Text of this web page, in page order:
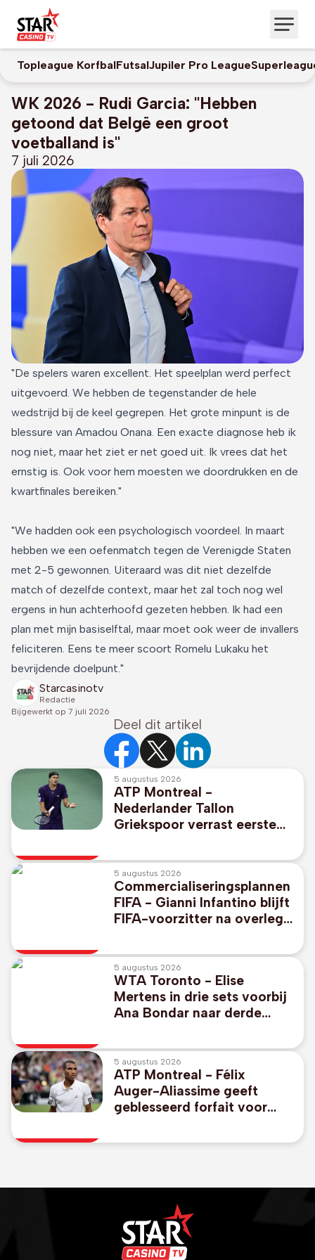
Topleague KorfbalFutsalJupiler Pro League
WK 2026 - Rudi Garcia: "Hebben
getoond dat Belgë een groot
voetballand is"
7 juli 2026
"De spelers waren excellent. Het speelplan werd perfect
uitgevoerd. We hebben de tegenstander de hele
wedstrijd bij de keel gegrepen. Het grote minpunt is de
blessure van Amadou Onana. Een exacte diagnose heb ik
nog niet, maar het ziet er net goed uit. Ik vrees dat het
ernstig is. Ook voor hem moesten we doordrukken en de
kwartfinales bereiken."
"We hadden ook een psychologisch voordeel. In maart
hebben we een oefenmatch tegen de Verenigde Staten
met 2-5 gewonnen. Uiteraard was dit niet dezelfde
match of dezelfde context, maar het zal toch nog wel
ergens in hun achterhoofd gezeten hebben. Ik had een
plan met mijn basiselftal, maar moet ook weer de invallers
feliciteren. Eens te meer scoort Romelu Lukaku het
bevrijdende doelpunt."
Starcasinotv
Redactie
Bijgewerkt op 7 juli 2026
Deel dit artikel
5 augustus 2026
ATP Montreal -
Nederlander Tallon
Griekspoor verrast eerste
Zverev
5 augustus 2026
Commercialiseringsplannen
FIFA - Gianni Infantino blijft
FIFA-voorzitter na overleg
5 augustus 2026
WTA Toronto - Elise
Mertens in drie sets voorbij
Ana Bondar naar derde
5 augustus 2026
ATP Montreal - Félix
Auger-Aliassime geeft
geblesseerd forfait voor